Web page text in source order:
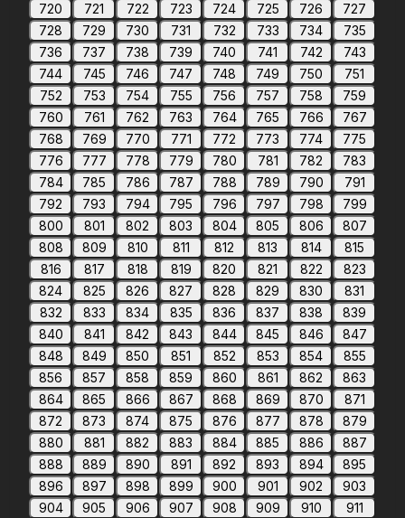
720
721 722 723 724 725 726
727
728
729 730 731 732 733 734
735
736
737 738 739 740 741 742
743
744
745 746 747 748 749 750
751
752
753 754 755 756 757 758
759
760
761 762 763 764 765 766
767
768
769 770 771 772 773 774
775
776
777 778 779 780 781 782
783
784
785 786 787 788 789 790
791
792
793 794 795 796 797 798
799
800
801 802 803 804 805 806
807
808
809 810 811 812 813 814
815
816
817 818 819 820 821 822
823
824
825 826 827 828 829 830
831
832
833 834 835 836 837 838
839
840
841 842 843 844 845 846
847
848
849 850 851 852 853 854
855
856
857 858 859 860 861 862
863
864
865 866 867 868 869 870
871
872
873 874 875 876 877 878
879
880
881 882 883 884 885 886
887
888
889 890 891 892 893 894
895
896
897 898 899 900 901 902
903
904
905 906 907 908 909 910
911